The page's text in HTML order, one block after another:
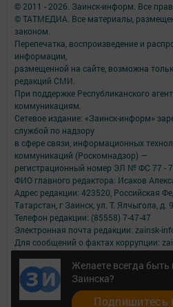
Желаете всегда быть
Заинска?
Подпишитесь
© 2011 - 2026. Заинск-информ. Все
© ТАТМЕДИА. Все материалы,
законом.
Перепечатка, воспроизведение и
информации,
размещенной на сайте, возможна
редакций СМИ.
При поддержке Республиканского
коммуникациям.
Сетевое издание: «Заинск-информ»
службой по надзору
в сфере связи, информационных
коммуникаций (Роскомнадзор) —
регистрационный номер ЭЛ № ФС 77 -
ФИО главного редактора: Исаков
Адрес редакции: 423520, Российская
Татарстан, г Заинск, ул. Т. Ялчыгола, д. 9
Телефон редакции: (85558) 7-47-47
Электронная почта редакции: zainsk-
Для сообщений о фактах коррупции:
Антикоррупционная политика
АО «ТАТМЕДИА» использует «cookie»
удобства пользователей сайтом.